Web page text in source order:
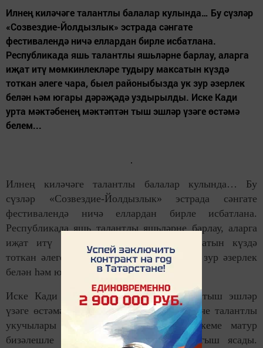
Илнең киләчәге талантлы балалар кулында… Бу сүзләр
«Созвездие-Йолдызлык» эстрада сәнгате
фестивалендә ничә еллардан бирле исбатлана.
Республикада яшь талантлы яшьләрне барлау, аларга
иҗат итү мөмкинлекләре тудыру максатын күздә
тоткан әлеге чара, быел районыбызда ук зур әзерлек
белән һәм югары дәрәҗәдә уздырылды. Иске Кади
урта мәктәбенең мәктәптән тыш эшләр үзәге өстәмә
белем...
Илнең киләчәге талантлы балалар кулында… Бу
сүзләр «Созвездие-Йолдызлык» эстрада сәнгате
фестивалендә ничә еллардан бирле исбатлана.
Республикада яшь талантлы яшьләрне барлау, аларга
иҗат итү мөмкинлекләре тудыру максатын күздә
тоткан әлеге чара, быел районыбызда ук зур әзерлек
белән һәм югары дәрәҗәдә уздырылды.
Иске Кади урта мәктәбенең мәктәптән тыш эшләр
үзәге өстәмә белем бирү түгәрәгенә йөрүче талантлы
укучылары - «Шатлык» ансамбле төркеме матур
бизәлешле сәхнәләрдә күп тапкыр чыгыш ясады.